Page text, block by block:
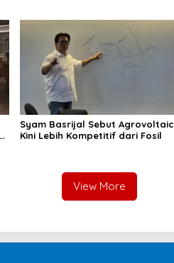
Syam Basrijal Sebut Agrovoltaic
Kini Lebih Kompetitif dari Fosil
View More